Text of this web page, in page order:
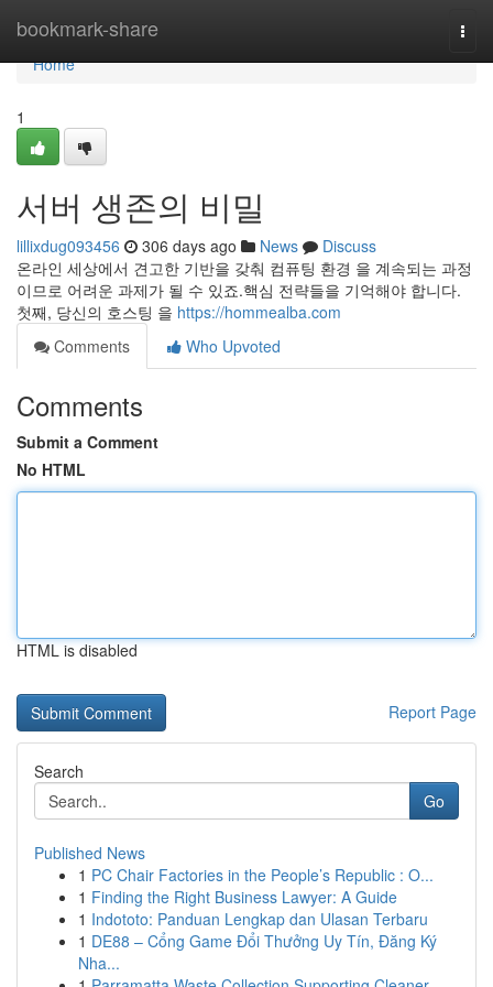
bookmark-share
Home
Home
1
서버 생존의 비밀
lillixdug093456 306 days ago News
Discuss
온라인 세상에서 견고한 기반을 갖춰 컴퓨팅 환경 을 계속되는 과정
이므로 어려운 과제가 될 수 있죠.핵심 전략들을 기억해야 합니다.
첫째, 당신의 호스팅 을 https://hommealba.com
Comments
Who Upvoted
Comments
Submit a Comment
No HTML
HTML is disabled
Report Page
Search
Go
Published News
1 PC Chair Factories in the People’s Republic : O...
1 Finding the Right Business Lawyer: A Guide
1 Indototo: Panduan Lengkap dan Ulasan Terbaru
1 DE88 – Cổng Game Đổi Thưởng Uy Tín, Đăng Ký
Nha...